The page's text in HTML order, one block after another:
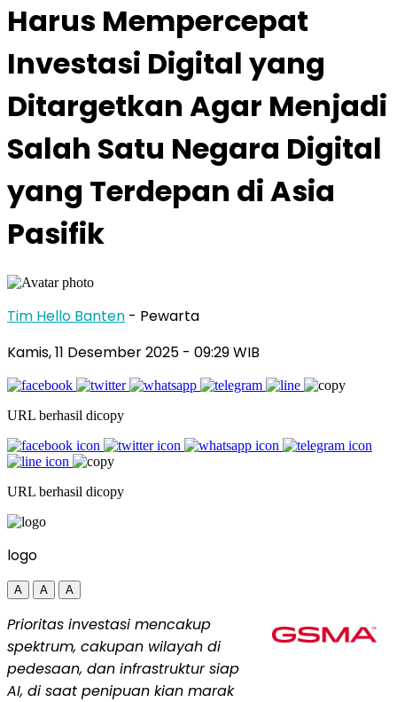
Harus Mempercepat
Investasi Digital yang
Ditargetkan Agar Menjadi
Salah Satu Negara Digital
yang Terdepan di Asia
Pasifik
Tim Hello Banten - Pewarta
Kamis, 11 Desember 2025 - 09:29 WIB
URL berhasil dicopy
URL berhasil dicopy
logo
A A A
Prioritas investasi mencakup
spektrum, cakupan wilayah di
pedesaan, dan infrastruktur siap
AI, di saat penipuan kian marak